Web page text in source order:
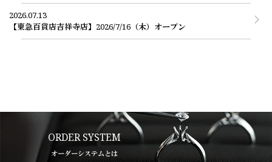
2026.07.13
【東急百貨店吉祥寺店】2026/7/16（木）オープン
ORDER SYSTEM
オーダーシステムとは